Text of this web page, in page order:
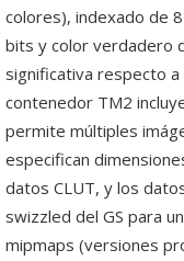
colores), indexado de
bits y color verdadero
significativa respecto
contenedor TM2
permite múltiples
especifican
datos CLUT, y los
swizzled del GS para
mipmaps (versiones